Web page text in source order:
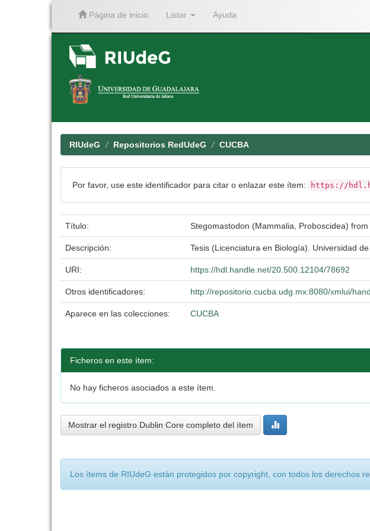
Página de inicio Listar Ayuda
RIUdeG Repositorios RedUdeG CUCBA
Por favor, use este identificador para citar o enlazar este ítem: https://
Título: Stegomastodon (Mammalia, Proboscidea)
Descripción: Tesis (Licenciatura en Biología). Universidad
URI: https://hdl.handle.net/20.500.12104/78692
Otros identificadores: http://repositorio.cucba.udg.mx:8080/xmlui/
Aparece en las colecciones: CUCBA
Ficheros en este ítem:
No hay ficheros asociados a este ítem.
Mostrar el registro Dublin Core completo del ítem
Los ítems de RIUdeG están protegidos por copyright, con todos los derechos